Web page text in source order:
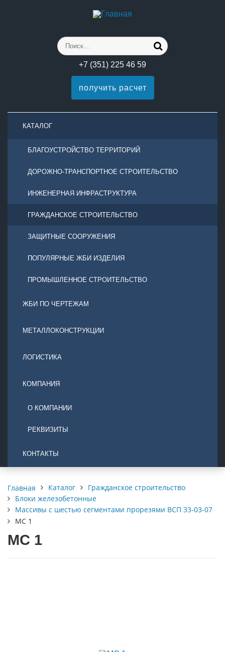
+7 (351) 225 46 59
получить расчет
КАТАЛОГ
БЛАГОУСТРОЙСТВО ТЕРРИТОРИЙ
ДОРОЖНО-ТРАНСПОРТНОЕ СТРОИТЕЛЬСТВО
ИНЖЕНЕРНАЯ ИНФРАСТРУКТУРА
ГРАЖДАНСКОЕ СТРОИТЕЛЬСТВО
ЗАЩИТНЫЕ СООРУЖЕНИЯ
ПОПУЛЯРНЫЕ ЖБИ ИЗДЕЛИЯ
ПРОМЫШЛЕННОЕ СТРОИТЕЛЬСТВО
ЖБИ ПО ЧЕРТЕЖАМ
МЕТАЛЛОКОНСТРУКЦИИ
ЛОГИСТИКА
КОМПАНИЯ
О КОМПАНИИ
РЕКВИЗИТЫ
КОНТАКТЫ
Главная Каталог
Гражданское строительство
Блоки железобетонные
Массивы с шестью сегментами прорезями ВСП 33-03-07
МС 1
МС 1